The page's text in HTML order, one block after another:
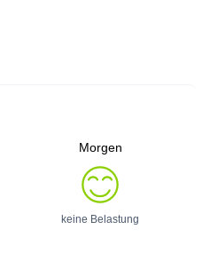
Morgen
keine Belastung